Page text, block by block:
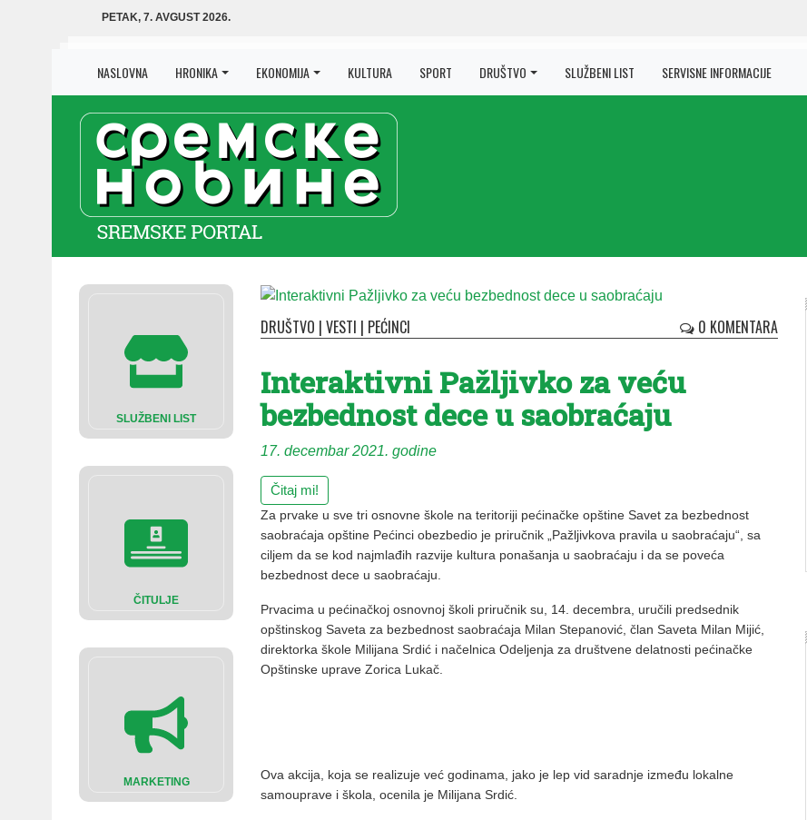
PETAK, 7. AVGUST 2026.
NASLOVNA HRONIKA EKONOMIJA KULTURA SPORT DRUŠTVO SLUŽBENI LIST SERVISNE INFORMACIJE
SLUŽBENI LIST
ČITULJE
MARKETING
DRUŠTVO | VESTI | PEĆINCI 0 KOMENTARA
Interaktivni Pažljivko za veću
bezbednost dece u saobraćaju
17. decembar 2021. godine
Čitaj mi!
Za prvake u sve tri osnovne škole na teritoriji pećinačke opštine Savet za bezbednost
saobraćaja opštine Pećinci obezbedio je priručnik „Pažljivkova pravila u saobraćaju“, sa
ciljem da se kod najmlađih razvije kultura ponašanja u saobraćaju i da se poveća
bezbednost dece u saobraćaju.
Prvacima u pećinačkoj osnovnoj školi priručnik su, 14. decembra, uručili predsednik
opštinskog Saveta za bezbednost saobraćaja Milan Stepanović, član Saveta Milan Mijić,
direktorka škole Milijana Srdić i načelnica Odeljenja za društvene delatnosti pećinačke
Opštinske uprave Zorica Lukač.
Ova akcija, koja se realizuje već godinama, jako je lep vid saradnje između lokalne
samouprave i škola, ocenila je Milijana Srdić.